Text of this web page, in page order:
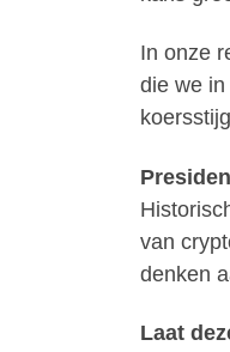
In onze
die we
van
denken
Laat